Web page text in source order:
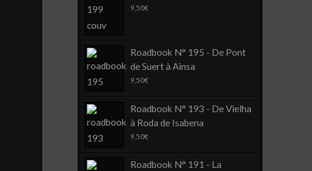
9,50€
Roadbook N° 195 - De Pont
de Suert à Ainsa
9,50€
Roadbook N° 193 - De Vielha
à Roda de Isabena
9,50€
Roadbook N° 191 - La